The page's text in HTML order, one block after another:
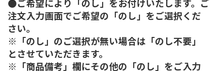
●ご希望により「のし」をお付けいたします。ご
注文入力画面でご希望の「のし」をご選択くだ
さい。
※「のし」のご選択が無い場合は「のし不要」
とさせていただきます。
※「商品備考」欄にその他の「のし」をご入力